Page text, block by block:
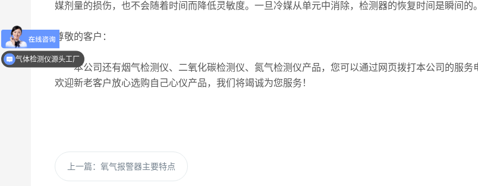
媒剂量的损伤，也不会随着时间而降低灵敏度。一旦冷媒从单元中消除，检测器的恢复时间是瞬间的。
尊敬的客户：
本公司还有烟气检测仪、二氧化碳检测仪、氮气检测仪产品，您可以通过网页拨打本公司的服务
欢迎新老客户放心选购自己心仪产品，我们将竭诚为您服务！
上一篇： 氧气报警器主要特点
气体检测仪源头工厂